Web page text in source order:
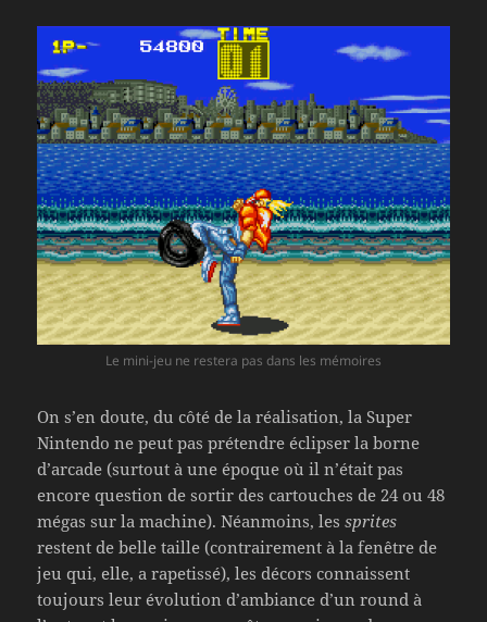
Le mini-jeu ne restera pas dans les mémoires
On s’en doute, du côté de la réalisation, la Super
Nintendo ne peut pas prétendre éclipser la borne
d’arcade (surtout à une époque où il n’était pas
encore question de sortir des cartouches de 24 ou 48
mégas sur la machine). Néanmoins, lessprites
restent de belle taille (contrairement à la fenêtre de
jeu qui, elle, a rapetissé), les décors connaissent
toujours leur évolution d’ambiance d’un round à